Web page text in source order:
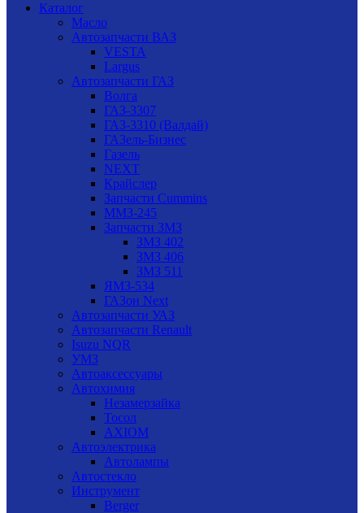
Каталог
Масло
Автозапчасти ВАЗ
VESTA
Largus
Автозапчасти ГАЗ
Волга
ГАЗ-3307
ГАЗ-3310 (Валдай)
ГАЗель-Бизнес
Газель
NEXT
Крайслер
Запчасти Cummins
ММЗ-245
Запчасти ЗМЗ
ЗМЗ 402
ЗМЗ 406
ЗМЗ 511
ЯМЗ-534
ГАЗон Next
Автозапчасти УАЗ
Автозапчасти Renault
Isuzu NQR
УМЗ
Автоаксессуары
Автохимия
Незамерзайка
Тосол
AXIOM
Автоэлектрика
Автолампы
Автостекло
Инструмент
Berger